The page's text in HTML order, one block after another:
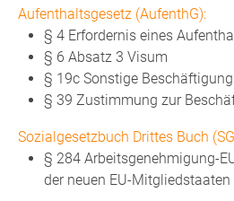
Aufenthaltsgesetz (AufenthG):
§ 4 Erfordernis eines
§ 6 Absatz 3 Visum
§ 19c Sonstige
§ 39 Zustimmung zur
Sozialgesetzbuch Drittes Buch
§ 284 Arbeitsgenehmigung-
der neuen EU-Mitgliedstaaten